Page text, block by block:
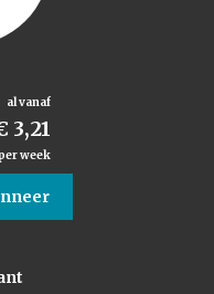
al vanaf
3,21
week